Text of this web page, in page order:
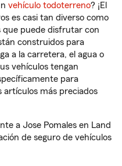
vehículo todoterreno? ¡El
es casi tan diverso como
que puede disfrutar con
construidos para
a la carretera, el agua o
vehículos tengan
para
artículos más preciados
a Jose Pomales en Land
de seguro de vehículos